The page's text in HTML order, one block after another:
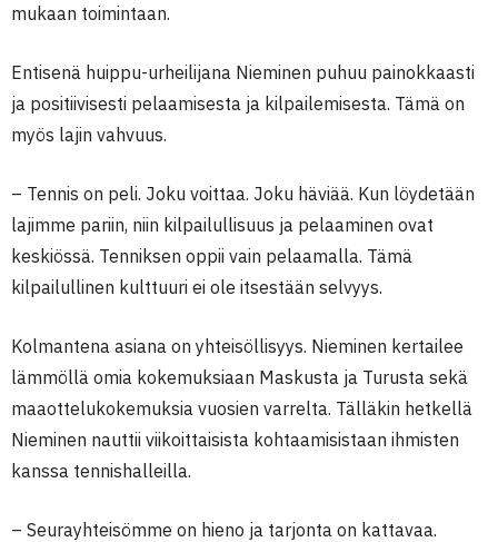
mukaan toimintaan.
Entisenä huippu-urheilijana Nieminen puhuu painokkaasti
ja positiivisesti pelaamisesta ja kilpailemisesta. Tämä on
myös lajin vahvuus.
– Tennis on peli. Joku voittaa. Joku häviää. Kun löydetään
lajimme pariin, niin kilpailullisuus ja pelaaminen ovat
keskiössä. Tenniksen oppii vain pelaamalla. Tämä
kilpailullinen kulttuuri ei ole itsestään selvyys.
Kolmantena asiana on yhteisöllisyys. Nieminen kertailee
lämmöllä omia kokemuksiaan Maskusta ja Turusta sekä
maaottelukokemuksia vuosien varrelta. Tälläkin hetkellä
Nieminen nauttii viikoittaisista kohtaamisistaan ihmisten
kanssa tennishalleilla.
– Seurayhteisömme on hieno ja tarjonta on kattavaa.